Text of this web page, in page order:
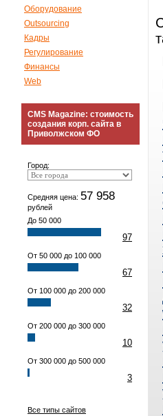
Оборудование
Outsourcing
Кадры
Регулирование
Финансы
Web
CMS Magazine: стоимость
создания корп. сайта в
Приволжском ФО
Город:
Средняя цена: 57 958
рублей
До 50 000
97
От 50 000 до 100 000
67
От 100 000 до 200 000
32
От 200 000 до 300 000
10
От 300 000 до 500 000
3
Все типы сайтов